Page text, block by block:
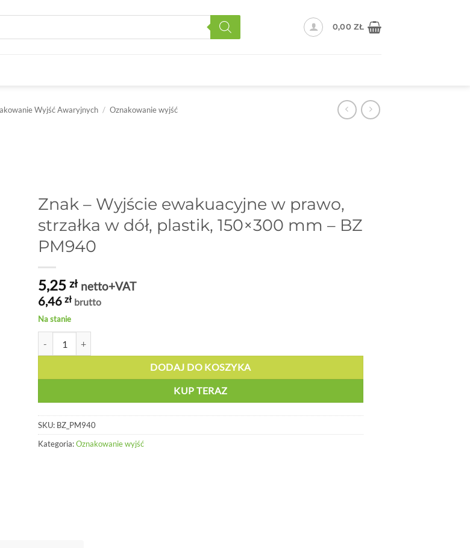
0,00ZŁ
Wyjść Awaryjnych / Oznakowanie wyjść
Znak – Wyjście ewakuacyjne w prawo,
strzałka w dół, plastik, 150×300 mm – BZ
PM940
5,25 zł netto+VAT
6,46 zł brutto
Na stanie
DODAJ DO KOSZYKA
KUP TERAZ
SKU: BZ_PM940
Kategoria:Oznakowanie wyjść